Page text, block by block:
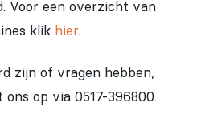
Voor een overzicht van
klik hier.
zijn of vragen hebben,
op via 0517-396800.